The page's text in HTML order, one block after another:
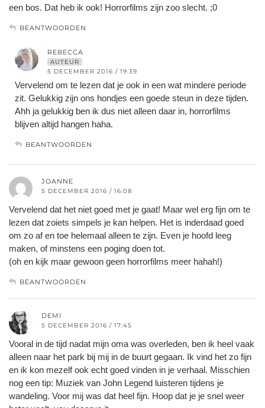
een bos. Dat heb ik ook! Horrorfilms zijn zoo slecht. ;0
BEANTWOORDEN
REBECCA
AUTEUR
5 DECEMBER 2016 / 19:39
Vervelend om te lezen dat je ook in een wat mindere periode
zit. Gelukkig zijn ons hondjes een goede steun in deze tijden.
Ahh ja gelukkig ben ik dus niet alleen daar in, horrorfilms
blijven altijd hangen haha.
BEANTWOORDEN
JOANNE
5 DECEMBER 2016 / 16:08
Vervelend dat het niet goed met je gaat! Maar wel erg fijn om te
lezen dat zoiets simpels je kan helpen. Het is inderdaad goed
om zo af en toe helemaal alleen te zijn. Even je hoofd leeg
maken, of minstens een poging doen tot.
(oh en kijk maar gewoon geen horrorfilms meer hahah!)
BEANTWOORDEN
DEMI
5 DECEMBER 2016 / 17:45
Vooral in de tijd nadat mijn oma was overleden, ben ik heel vaak
alleen naar het park bij mij in de buurt gegaan. Ik vind het zo fijn
en ik kon mezelf ook echt goed vinden in je verhaal. Misschien
nog een tip: Muziek van John Legend luisteren tijdens je
wandeling. Voor mij was dat heel fijn. Hoop dat je je snel weer